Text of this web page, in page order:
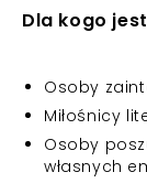
Dla kogo
Osoby
Miłośnicy
Osoby
własnych